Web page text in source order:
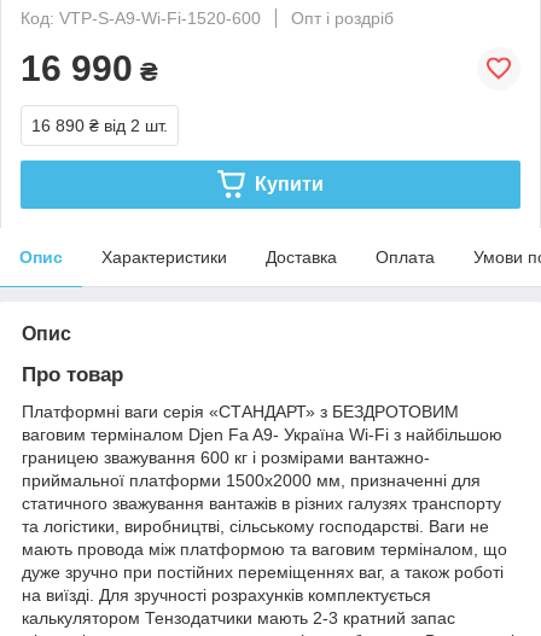
Код: VTP-S-A9-Wi-Fi-1520-600
Опт і роздріб
16 990 ₴
16 890 ₴ від 2 шт.
Купити
Опис Характеристики Доставка Оплата Умови
Опис
Про товар
Платформні ваги серія «СТАНДАРТ» з БЕЗДРОТОВИМ
ваговим терміналом Djen Fa A9- Україна Wi-Fi з найбільшою
границею зважування 600 кг і розмірами вантажно-
приймальної платформи 1500х2000 мм, призначенні для
статичного зважування вантажів в різних галузях транспорту
та логістики, виробництві, сільському господарстві. Ваги не
мають провода між платформою та ваговим терміналом, що
дуже зручно при постійних переміщеннях ваг, а також роботі
на виїзді. Для зручності розрахунків комплектується
калькулятором Тензодатчики мають 2-3 кратний запас